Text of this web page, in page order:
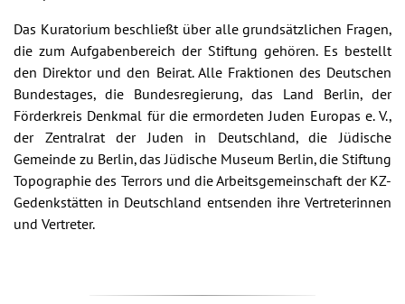
Das Kuratorium beschließt über alle grundsätzlichen Fragen,
die zum Aufgabenbereich der Stiftung gehören. Es bestellt
den Direktor und den Beirat. Alle Fraktionen des Deutschen
Bundestages, die Bundesregierung, das Land Berlin, der
Förderkreis Denkmal für die ermordeten Juden Europas e. V.,
der Zentralrat der Juden in Deutschland, die Jüdische
Gemeinde zu Berlin, das Jüdische Museum Berlin, die Stiftung
Topographie des Terrors und die Arbeitsgemeinschaft der KZ-
Gedenkstätten in Deutschland entsenden ihre Vertreterinnen
und Vertreter.